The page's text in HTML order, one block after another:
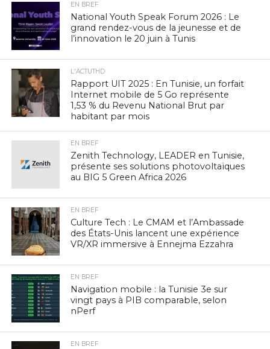
EN BREF
National Youth Speak Forum 2026 : Le
grand rendez-vous de la jeunesse et de
l’innovation le 20 juin à Tunis
L'ACTUTHD
Rapport UIT 2025 : En Tunisie, un forfait
Internet mobile de 5 Go représente
1,53 % du Revenu National Brut par
habitant par mois
EN BREF
Zenith Technology, LEADER en Tunisie,
présente ses solutions photovoltaïques
au BIG 5 Green Africa 2026
EN BREF
Culture Tech : Le CMAM et l’Ambassade
des États-Unis lancent une expérience
VR/XR immersive à Ennejma Ezzahra
EN BREF
Navigation mobile : la Tunisie 3e sur
vingt pays à PIB comparable, selon
nPerf
EN BREF